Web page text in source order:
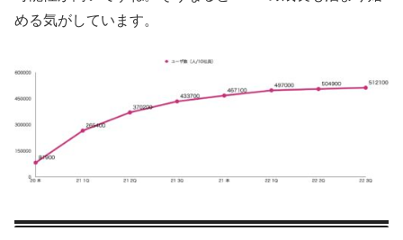
める気がしています。